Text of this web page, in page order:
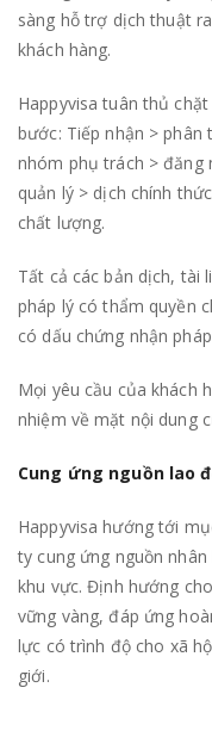
sàng hỗ trợ dịch thuật
khách hàng.
Happyvisa tuân thủ
bước: Tiếp nhận > phân
nhóm phụ trách > đăng
quản lý > dịch chính
chất lượng.
Tất cả các bản dịch, tài
pháp lý có thẩm quyền
có dấu chứng nhận
Mọi yêu cầu của khách
nhiệm về mặt nội dung
Cung ứng nguồn lao
Happyvisa hướng tới
ty cung ứng nguồn
khu vực. Định hướng
vững vàng, đáp ứng
lực có trình độ cho xã
giới.